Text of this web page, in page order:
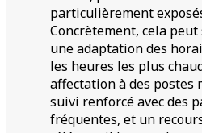
particulièrement
Concrètement, cela
une adaptation des
les heures les plus
affectation à des postes
suivi renforcé avec des
fréquentes, et un